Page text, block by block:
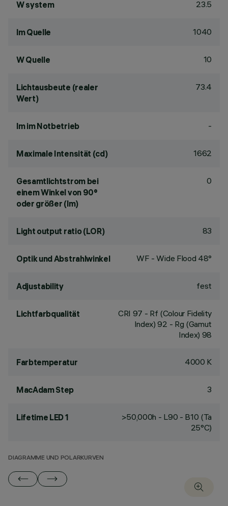
W system 23.5
lm Quelle 1040
W Quelle 10
Lichtausbeute (realer
Wert)
73.4
lm im Notbetrieb -
Maximale Intensität (cd) 1662
Gesamtlichtstrom bei
einem Winkel von 90°
oder größer (lm)
0
Light output ratio (LOR) 83
Optik und Abstrahlwinkel WF - Wide Flood 48°
Adjustability fest
Lichtfarbqualität CRI 97 - Rf (Colour Fidelity
Index) 92 - Rg (Gamut
Index) 98
Farbtemperatur 4000 K
MacAdam Step 3
Lifetime LED 1
>50,000h - L90 - B10 (Ta
25°C)
DIAGRAMME UND POLARKURVEN